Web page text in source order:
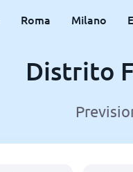
Roma Milano
Distrito